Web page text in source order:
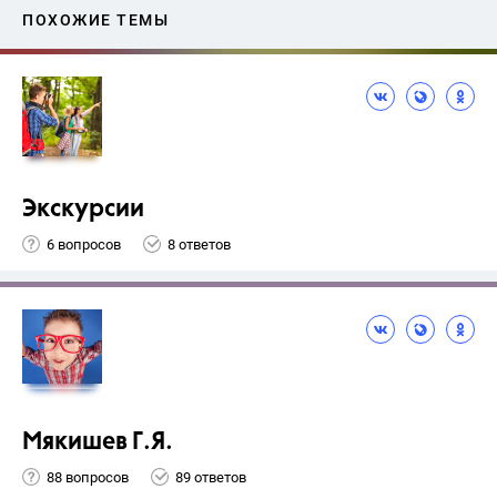
ПОХОЖИЕ ТЕМЫ
Экскурсии
6 вопросов 8 ответов
Мякишев Г.Я.
88 вопросов 89 ответов